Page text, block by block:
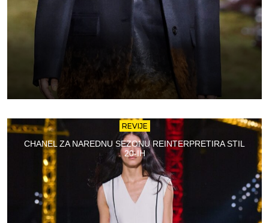
REVIJE
CHANEL ZA NAREDNU SEZONU REINTERPRETIRA STIL
20-IH